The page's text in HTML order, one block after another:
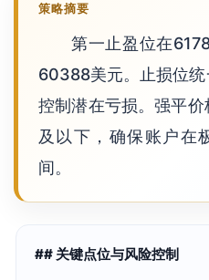
策略摘要
第一止盈位在
60388美元。止损位
控制潜在亏损。强平
及以下，确保账户在
间。
## 关键点位与风险控制